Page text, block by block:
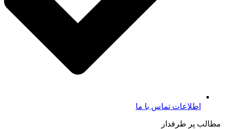
اطلاعات تماس با ما​
مطالب پر طرفدار